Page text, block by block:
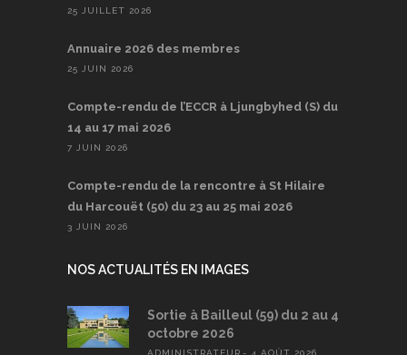
25 JUILLET 2026
Annuaire 2026 des membres
25 JUIN 2026
Compte-rendu de l’ECCR à Ljungbyhed (S) du
14 au 17 mai 2026
7 JUIN 2026
Compte-rendu de la rencontre à St Hilaire
du Harcouët (50) du 23 au 25 mai 2026
3 JUIN 2026
NOS ACTUALITÉS EN IMAGES
Sortie à Bailleul (59) du 2 au 4
octobre 2026
ADMINISTRATEUR 4 AOÛT 2026